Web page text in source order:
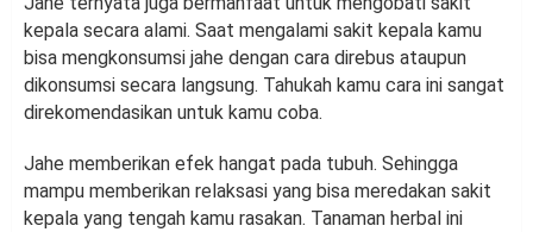
kepala secara alami. Saat mengalami sakit kepala kamu
bisa mengkonsumsi jahe dengan cara direbus ataupun
dikonsumsi secara langsung. Tahukah kamu cara ini sangat
direkomendasikan untuk kamu coba.
Jahe memberikan efek hangat pada tubuh. Sehingga
mampu memberikan relaksasi yang bisa meredakan sakit
kepala yang tengah kamu rasakan. Tanaman herbal ini